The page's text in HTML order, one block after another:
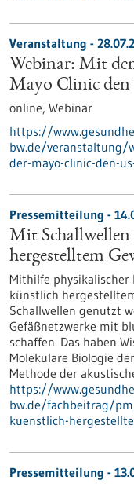
Veranstaltung -
Webinar: Mit
Mayo Clinic den
online, Webinar
https://
bw.de/veranstaltung/
der-mayo-clinic-den-
Pressemitteilung -
Mit
hergestelltem
Mithilfe physikalischer
künstlich
Schallwellen genutzt
Gefäßnetzwerke mit
schaffen. Das haben
Molekulare Biologie
Methode der
https://
bw.de/fachbeitrag/
kuenstlich-
Pressemitteilung -